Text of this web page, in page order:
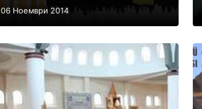
06 Ноември 2014